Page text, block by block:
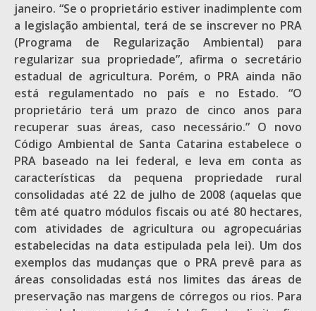
janeiro. “Se o proprietário estiver inadimplente com
a legislação ambiental, terá de se inscrever no PRA
(Programa de Regularização Ambiental) para
regularizar sua propriedade”, afirma o secretário
estadual de agricultura. Porém, o PRA ainda não
está regulamentado no país e no Estado. “O
proprietário terá um prazo de cinco anos para
recuperar suas áreas, caso necessário.” O novo
Código Ambiental de Santa Catarina estabelece o
PRA baseado na lei federal, e leva em conta as
características da pequena propriedade rural
consolidadas até 22 de julho de 2008 (aquelas que
têm até quatro módulos fiscais ou até 80 hectares,
com atividades de agricultura ou agropecuárias
estabelecidas na data estipulada pela lei). Um dos
exemplos das mudanças que o PRA prevê para as
áreas consolidadas está nos limites das áreas de
preservação nas margens de córregos ou rios. Para